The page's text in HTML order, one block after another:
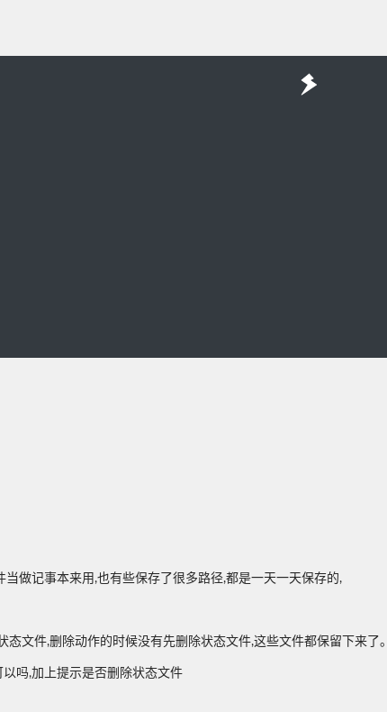
做记事本来用,也有些保存了很多路径,都是一天一天保存的,
文件,删除动作的时候没有先删除状态文件,这些文件都保留下来了。
吗,加上提示是否删除状态文件